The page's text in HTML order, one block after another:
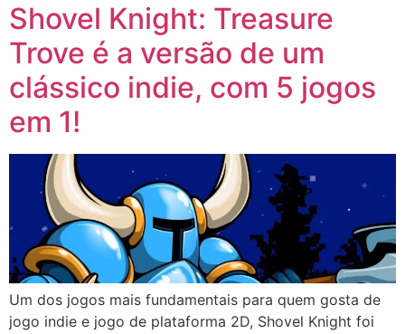
Shovel Knight: Treasure
Trove é a versão de um
clássico indie, com 5 jogos
em 1!
Um dos jogos mais fundamentais para quem gosta de
jogo indie e jogo de plataforma 2D, Shovel Knight foi